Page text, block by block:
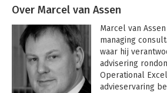
Over Marcel van Assen
Marcel van
managing
waar hij
advisering
Operational
advieservaring